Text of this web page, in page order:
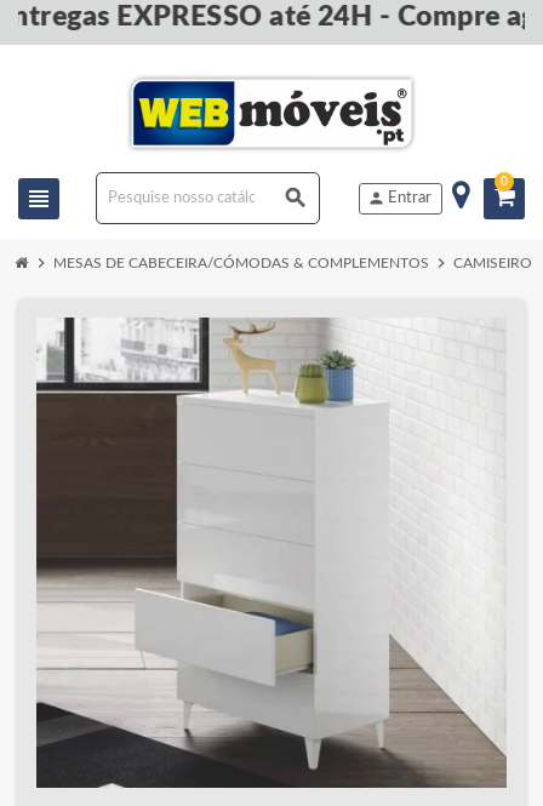
EXPRESSO até 24H - Compre
view_headline search person Entrar
0
chevron_right MESAS DE CABECEIRA/CÓMODAS & COMPLEMENTOS chevron_right CAMISEIROS